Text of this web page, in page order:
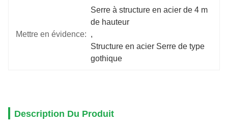
Mettre en évidence:
Serre à structure en acier de 4 m
de hauteur
,
Structure en acier Serre de type
gothique
Description Du Produit